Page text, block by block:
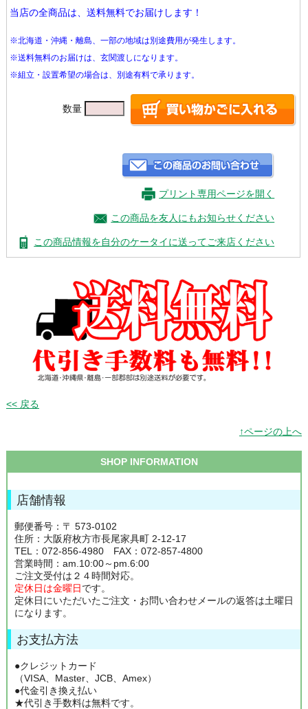
当店の全商品は、送料無料でお届けします！
※北海道・沖縄・離島、一部の地域は別途費用が発生します。
※送料無料のお届けは、玄関渡しになります。
※組立・設置希望の場合は、別途有料で承ります。
数量
プリント専用ページを開く
この商品を友人にもお知らせください
この商品情報を自分のケータイに送ってご来店ください
<< 戻る
↑ページの上へ
SHOP INFORMATION
店舗情報
郵便番号：〒 573-0102
住所：大阪府枚方市長尾家具町 2-12-17
TEL：072-856-4980 FAX：072-857-4800
営業時間：am.10:00～pm.6:00
ご注文受付は２４時間対応。
定休日は金曜日です。
定休日にいただいたご注文・お問い合わせメールの返答は土曜日
になります。
お支払方法
●クレジットカード
（VISA、Master、JCB、Amex）
●代金引き換え払い
★代引き手数料は無料です。